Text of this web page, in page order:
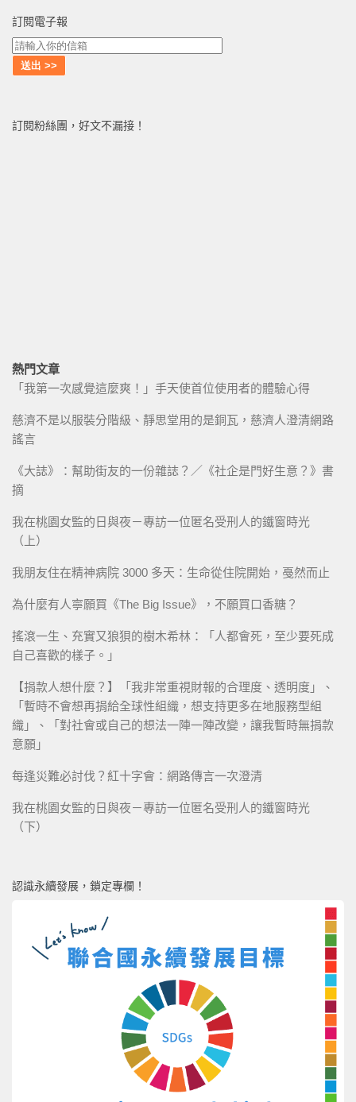
訂閱電子報
訂閱粉絲團，好文不漏接！
熱門文章
「我第一次感覺這麼爽！」手天使首位使用者的體驗心得
慈濟不是以服裝分階級、靜思堂用的是銅瓦，慈濟人澄清網路
謠言
《大誌》：幫助街友的一份雜誌？／《社企是門好生意？》書
摘
我在桃園女監的日與夜－專訪一位匿名受刑人的鐵窗時光
（上）
我朋友住在精神病院 3000 多天：生命從住院開始，戞然而止
為什麼有人寧願買《The Big Issue》，不願買口香糖？
搖滾一生、充實又狼狽的樹木希林：「人都會死，至少要死成
自己喜歡的樣子。」
【捐款人想什麼？】「我非常重視財報的合理度、透明度」、
「暫時不會想再捐給全球性組織，想支持更多在地服務型組
織」、「對社會或自己的想法一陣一陣改變，讓我暫時無捐款
意願」
每逢災難必討伐？紅十字會：網路傳言一次澄清
我在桃園女監的日與夜－專訪一位匿名受刑人的鐵窗時光
（下）
認識永續發展，鎖定專欄！